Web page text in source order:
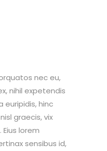
nec eu,
nihil expetendis
euripidis, hinc
graecis, vix
lorem
sensibus id,